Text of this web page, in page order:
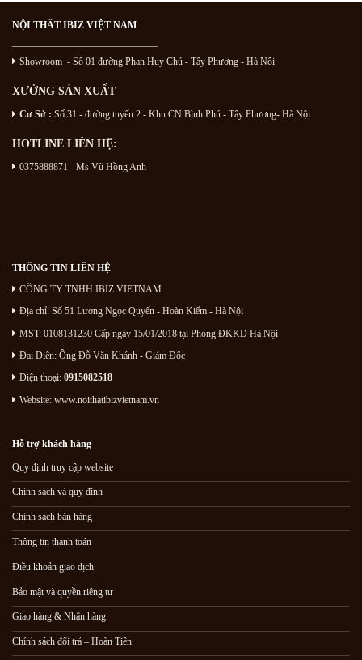
NỘI THẤT IBIZ VIỆT NAM
———————————————
Showroom - Số 01 đường Phan Huy Chú - Tây Phương - Hà Nội
XƯỞNG SẢN XUẤT
Cơ Sở : Số 31 - đường tuyến 2 - Khu CN Bình Phú - Tây Phương- Hà Nội
HOTLINE LIÊN HỆ:
0375888871 - Ms Vũ Hồng Anh
THÔNG TIN LIÊN HỆ
CÔNG TY TNHH IBIZ VIETNAM
Địa chỉ: Số 51 Lương Ngọc Quyến - Hoàn Kiếm - Hà Nội
MST: 0108131230 Cấp ngày 15/01/2018 tại Phòng ĐKKD Hà Nội
Đại Diện: Ông Đỗ Văn Khánh - Giám Đốc
Điện thoại: 0915082518
Website: www.noithatibizvietnam.vn
Hỗ trợ khách hàng
Quy định truy cập website
Chính sách và quy định
Chính sách bán hàng
Thông tin thanh toán
Điều khoản giao dịch
Bảo mật và quyền riêng tư
Giao hàng & Nhận hàng
Chính sách đổi trả – Hoàn Tiền